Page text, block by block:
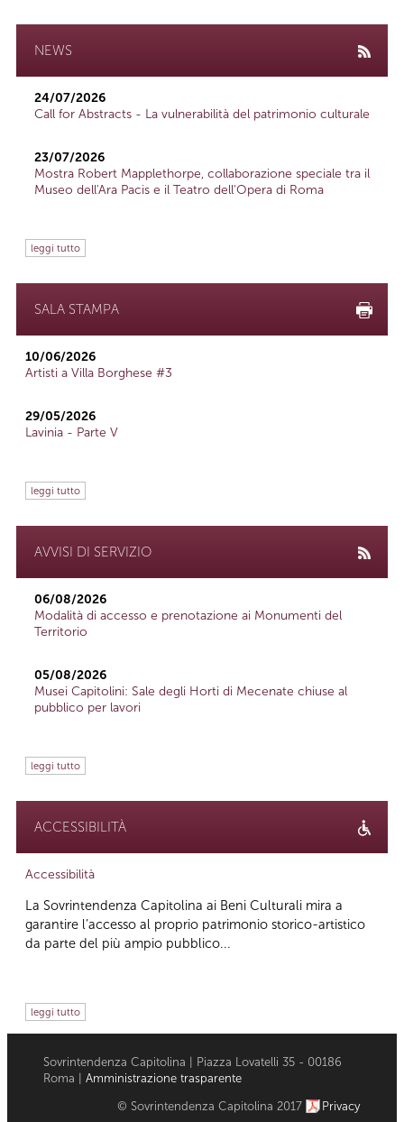
NEWS
24/07/2026
Call for Abstracts - La vulnerabilità del patrimonio culturale
23/07/2026
Mostra Robert Mapplethorpe, collaborazione speciale tra il
Museo dell'Ara Pacis e il Teatro dell'Opera di Roma
leggi tutto
SALA STAMPA
10/06/2026
Artisti a Villa Borghese #3
29/05/2026
Lavinia - Parte V
leggi tutto
AVVISI DI SERVIZIO
06/08/2026
Modalità di accesso e prenotazione ai Monumenti del
Territorio
05/08/2026
Musei Capitolini: Sale degli Horti di Mecenate chiuse al
pubblico per lavori
leggi tutto
ACCESSIBILITÀ
Accessibilità
La Sovrintendenza Capitolina ai Beni Culturali mira a
garantire l’accesso al proprio patrimonio storico-artistico
da parte del più ampio pubblico...
leggi tutto
Sovrintendenza Capitolina | Piazza Lovatelli 35 - 00186
Roma | Amministrazione trasparente
© Sovrintendenza Capitolina 2017 Privacy